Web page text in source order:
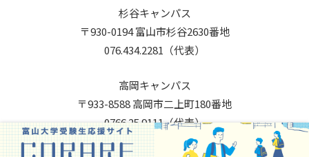
杉谷キャンパス
〒930-0194 富山市杉谷2630番地
076.434.2281（代表）
高岡キャンパス
〒933-8588 高岡市二上町180番地
0766.25.9111（代表）